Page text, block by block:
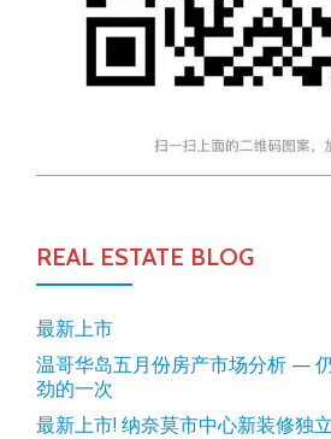
REAL ESTATE BLOG
最新上市
温哥华岛五月份房产市场分析 —
劲的一次
最新上市! 纳奈莫市中心新装修独